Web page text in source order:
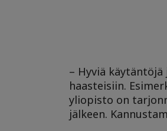
– Hyviä
haasteisiin.
yliopisto on
jälkeen.